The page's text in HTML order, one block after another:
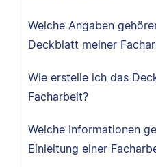
Welche Angaben
Deckblatt meiner
Wie erstelle ich das
Facharbeit?
Welche Informationen
Einleitung einer